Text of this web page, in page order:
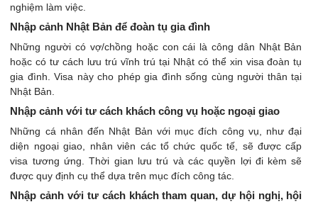
nghiệm làm việc. ​
Nhập cảnh Nhật Bản để đoàn tụ gia đình
Những người có vợ/chồng hoặc con cái là công dân Nhật Bản
hoặc có tư cách lưu trú vĩnh trú tại Nhật có thể xin visa đoàn tụ
gia đình. Visa này cho phép gia đình sống cùng người thân tại
Nhật Bản. ​
Nhập cảnh với tư cách khách công vụ hoặc ngoại giao
Những cá nhân đến Nhật Bản với mục đích công vụ, như đại
diện ngoại giao, nhân viên các tổ chức quốc tế, sẽ được cấp
visa tương ứng. Thời gian lưu trú và các quyền lợi đi kèm sẽ
được quy định cụ thể dựa trên mục đích công tác.​
Nhập cảnh với tư cách khách tham quan, dự hội nghị, hội